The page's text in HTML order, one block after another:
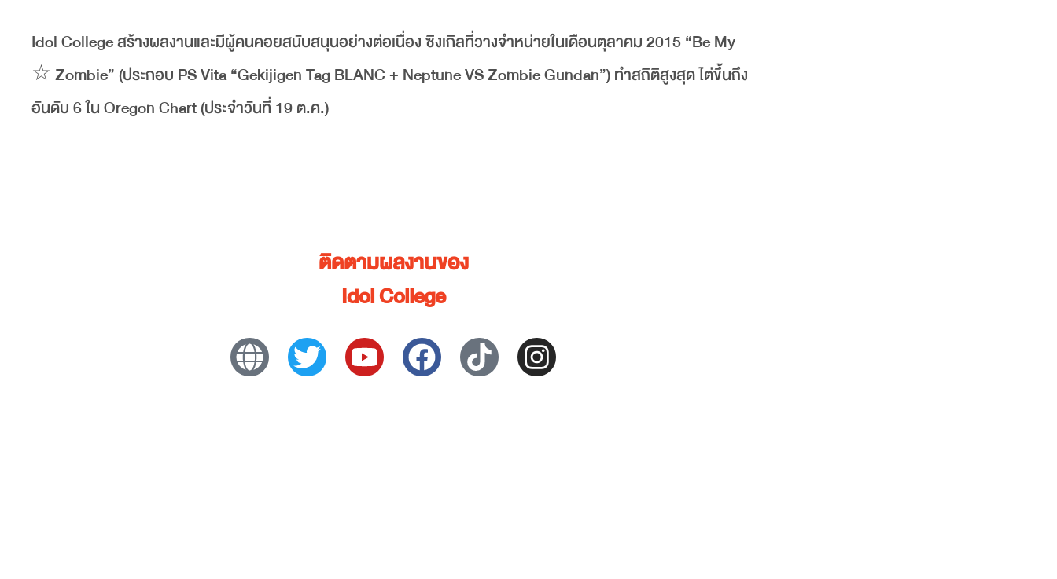
Idol College สร้างผลงานและมีผู้คนคอยสนับสนุนอย่างต่อเนื่อง ซิงเกิลที่วางจำหน่ายในเดือนตุลาคม 2015 “Be My
☆ Zombie” (ประกอบ PS Vita “Gekijigen Tag BLANC + Neptune VS Zombie Gundan”) ทำสถิติสูงสุด ไต่ขึ้นถึง
อันดับ 6 ใน Oregon Chart (ประจำวันที่ 19 ต.ค.)
ติดตามผลงานของ
Idol College